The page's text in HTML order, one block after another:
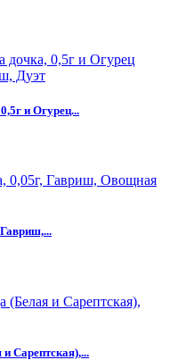
и Огурец...
Сарептская),...